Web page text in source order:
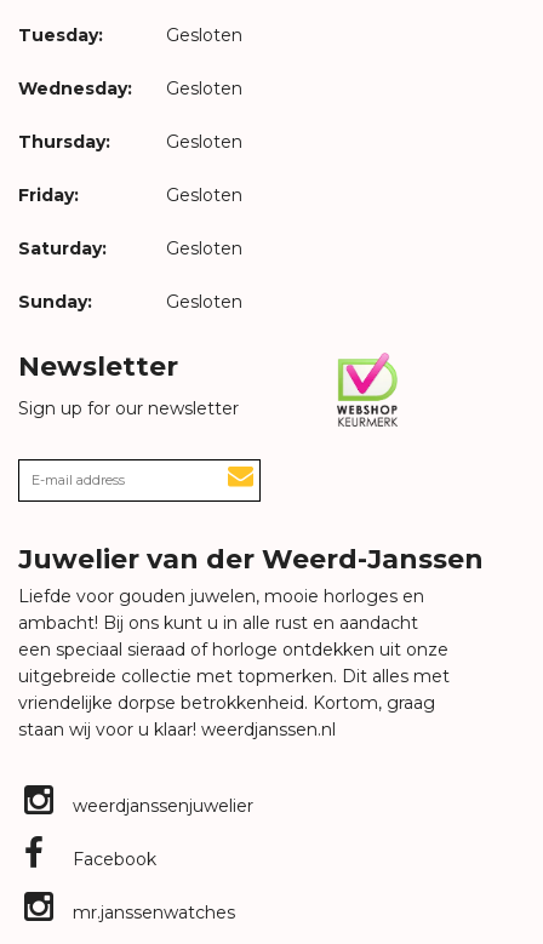
Tuesday: Gesloten
Wednesday: Gesloten
Thursday: Gesloten
Friday: Gesloten
Saturday: Gesloten
Sunday: Gesloten
Newsletter
Sign up for our newsletter
Juwelier van der Weerd-Janssen
Liefde voor gouden juwelen, mooie horloges en
ambacht! Bij ons kunt u in alle rust en aandacht
een speciaal sieraad of horloge ontdekken uit onze
uitgebreide collectie met topmerken. Dit alles met
vriendelijke dorpse betrokkenheid. Kortom, graag
staan wij voor u klaar! weerdjanssen.nl
weerdjanssenjuwelier
Facebook
mr.janssenwatches